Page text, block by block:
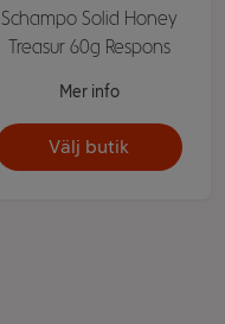
Schampo Solid Honey
Treasur 60g Respons
Mer info
Välj butik